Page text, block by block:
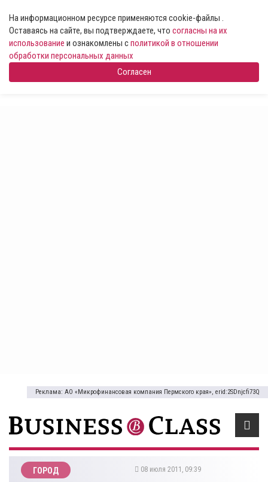
На информационном ресурсе применяются cookie-файлы .
Оставаясь на сайте, вы подтверждаете, что согласны на их
использование и ознакомлены сполитикой в отношении
обработки персональных данных
Согласен
Реклама: АО «Микрофинансовая компания Пермского края», erid:2SDnjcfi73Q
ГОРОД 08 июля 2011, 09:39